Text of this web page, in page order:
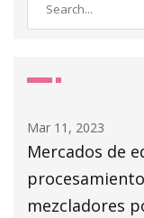
Mar 11, 2023
Mercados de
mezcladores